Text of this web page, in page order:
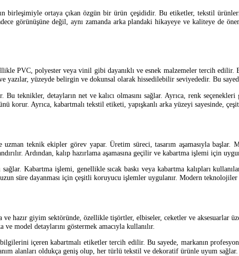
birleşimiyle ortaya çıkan özgün bir ürün çeşididir. Bu etiketler, tekstil
görünüşüne değil, aynı zamanda arka plandaki hikayeye ve kaliteye de
PVC, polyester veya vinil gibi dayanıklı ve esnek malzemeler tercih edilir.
yazılar, yüzeyde belirgin ve dokunsal olarak hissedilebilir seviyededir. Bu
teknikler, detayların net ve kalıcı olmasını sağlar. Ayrıca, renk
korur. Ayrıca, kabartmalı tekstil etiketi, yapışkanlı arka yüzeyi sayesinde,
teknik ekipler görev yapar. Üretim süreci, tasarım aşamasıyla
Ardından, kalıp hazırlama aşamasına geçilir ve kabartma işlemi için
sağlar. Kabartma işlemi, genellikle sıcak baskı veya kabartma kalıpları
süre dayanması için çeşitli koruyucu işlemler uygulanır. Modern teknolojiler
hazır giyim sektöründe, özellikle tişörtler, elbiseler, ceketler ve aksesuarlar
model detaylarını göstermek amacıyla kullanılır.
içeren kabartmalı etiketler tercih edilir. Bu sayede, markanın
alanları oldukça geniş olup, her türlü tekstil ve dekoratif ürünle uyum sağlar.